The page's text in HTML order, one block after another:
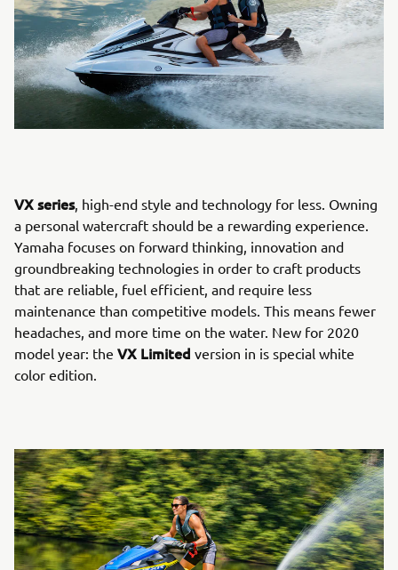
VX series, high-end style and technology for less. Owning
a personal watercraft should be a rewarding experience.
Yamaha focuses on forward thinking, innovation and
groundbreaking technologies in order to craft products
that are reliable, fuel efficient, and require less
maintenance than competitive models. This means fewer
headaches, and more time on the water. New for 2020
model year: the VX Limited version in is special white
color edition.